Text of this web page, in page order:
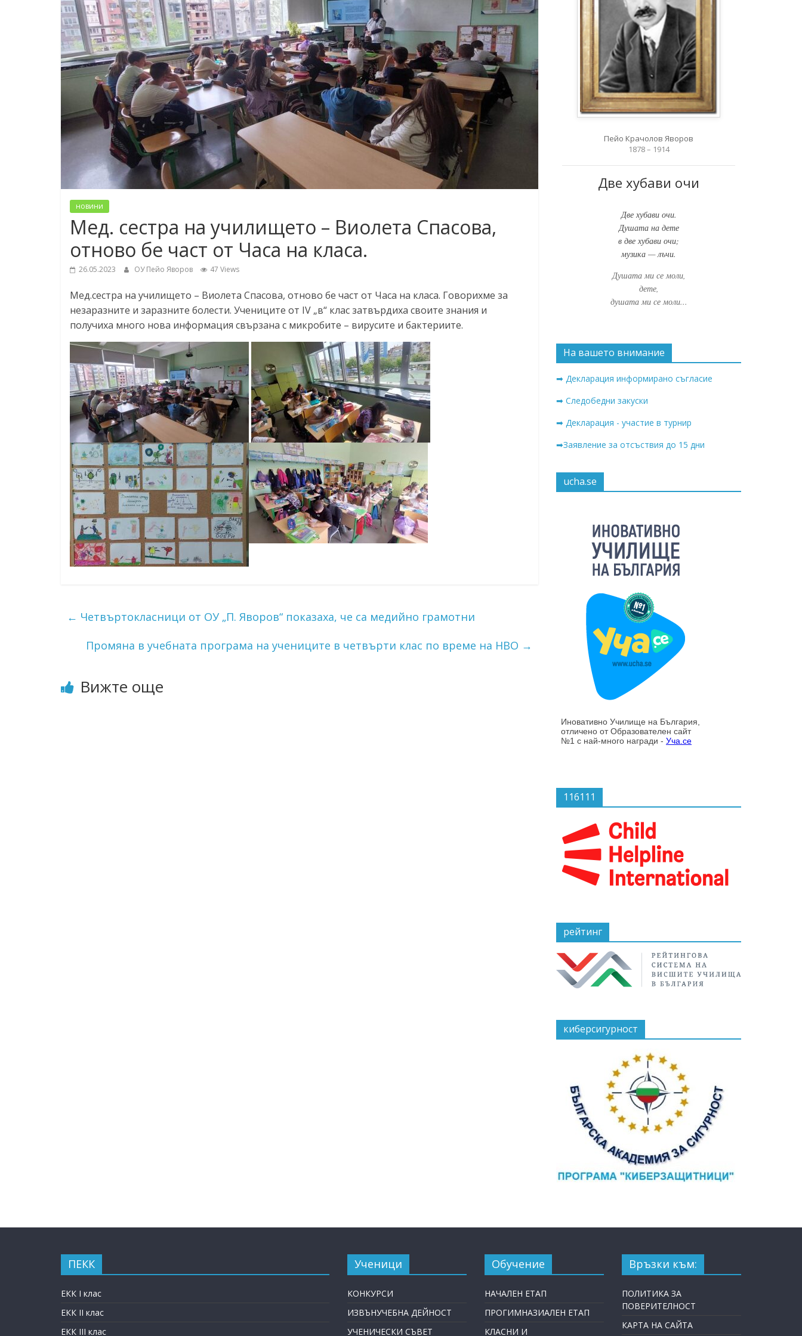
новини
Мед. сестра на училището – Виолета Спасова,
отново бе част от Часа на класа.
26.05.2023 ОУ Пейо Яворов 47 Views
Мед.сестра на училището – Виолета Спасова, отново бе част от Часа на класа. Говорихме за
незаразните и заразните болести. Учениците от IV „в“ клас затвърдиха своите знания и
получиха много нова информация свързана с микробите – вирусите и бактериите.
← Четвъртокласници от ОУ „П. Яворов“ показаха, че са медийно грамотни
Промяна в учебната програма на учениците в четвърти клас по време на НВО →
Вижте още
Пейо Крачолов Яворов
1878 – 1914
Две хубави очи
Две хубави очи.
Душата на дете
в две хубави очи;
музика — лъчи.
Душата ми се моли,
дете,
душата ми се моли...
На вашето внимание
➡ Декларация информирано съгласие
➡ Следобедни закуски
➡ Декларация - участие в турнир
➡Заявление за отсъствия до 15 дни
ucha.se
116111
рейтинг
киберсигурност
ПЕКК
ЕКК I клас
ЕКК II клас
ЕКК III клас
Ученици
КОНКУРСИ
ИЗВЪНУЧЕБНА ДЕЙНОСТ
УЧЕНИЧЕСКИ СЪВЕТ
Обучение
НАЧАЛЕН ЕТАП
ПРОГИМНАЗИАЛЕН ЕТАП
КЛАСНИ И
Връзки към:
ПОЛИТИКА ЗА
ПОВЕРИТЕЛНОСТ
КАРТА НА САЙТА